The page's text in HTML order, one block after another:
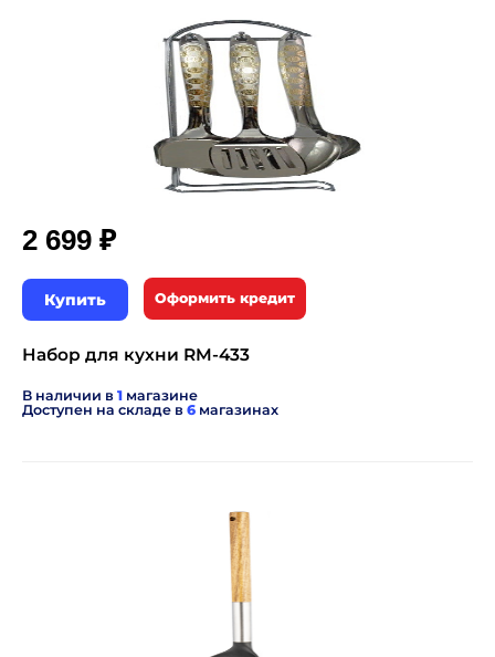
2 699 ₽
Купить Оформить кредит
Набор для кухни RM-433
В наличии в 1 магазине
Доступен на складе в 6 магазинах